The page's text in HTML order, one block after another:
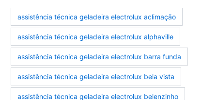
assistência técnica geladeira electrolux aclimação
assistência técnica geladeira electrolux alphaville
assistência técnica geladeira electrolux barra funda
assistência técnica geladeira electrolux bela vista
assistência técnica geladeira electrolux belenzinho